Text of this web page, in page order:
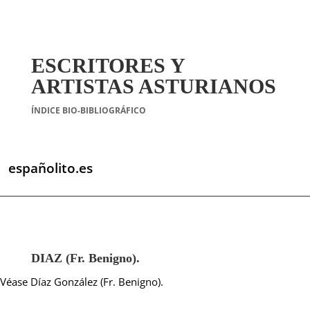
ESCRITORES Y
ARTISTAS ASTURIANOS
ÍNDICE BIO-BIBLIOGRÁFICO
españolito.es
DIAZ (Fr. Benigno).
Véase Díaz González (Fr. Benigno).